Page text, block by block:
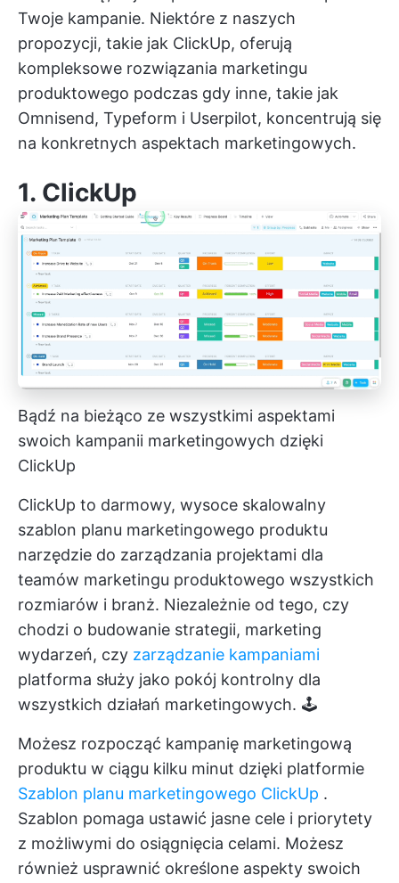
Twoje kampanie. Niektóre z naszych
propozycji, takie jak ClickUp, oferują
kompleksowe rozwiązania marketingu
produktowego podczas gdy inne, takie jak
Omnisend, Typeform i Userpilot, koncentrują się
na konkretnych aspektach marketingowych.
1. ClickUp
Bądź na bieżąco ze wszystkimi aspektami
swoich kampanii marketingowych dzięki
ClickUp
ClickUp to darmowy, wysoce skalowalny
szablon planu marketingowego produktu
narzędzie do zarządzania projektami dla
teamów marketingu produktowego wszystkich
rozmiarów i branż. Niezależnie od tego, czy
chodzi o budowanie strategii, marketing
wydarzeń, czy zarządzanie kampaniami
platforma służy jako pokój kontrolny dla
wszystkich działań marketingowych. 🕹️
Możesz rozpocząć kampanię marketingową
produktu w ciągu kilku minut dzięki platformie
Szablon planu marketingowego ClickUp .
Szablon pomaga ustawić jasne cele i priorytety
z możliwymi do osiągnięcia celami. Możesz
również usprawnić określone aspekty swoich